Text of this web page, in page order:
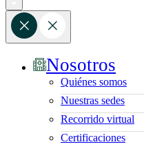
Nosotros
Quiénes somos
Nuestras sedes
Recorrido virtual
Certificaciones